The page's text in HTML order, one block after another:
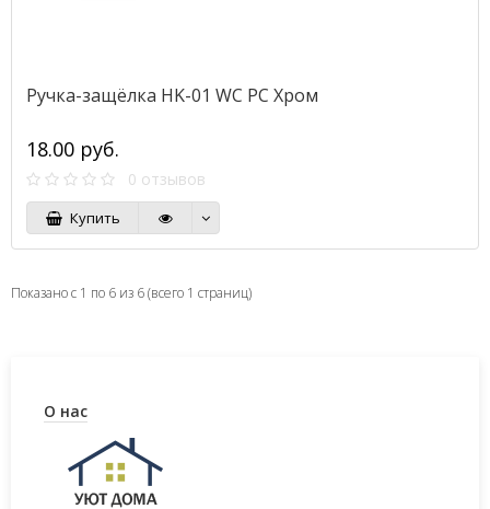
Ручка-защёлка HK-01 WC PC Хром
18.00 руб.
0 отзывов
Купить
Показано с 1 по 6 из 6 (всего 1 страниц)
О нас